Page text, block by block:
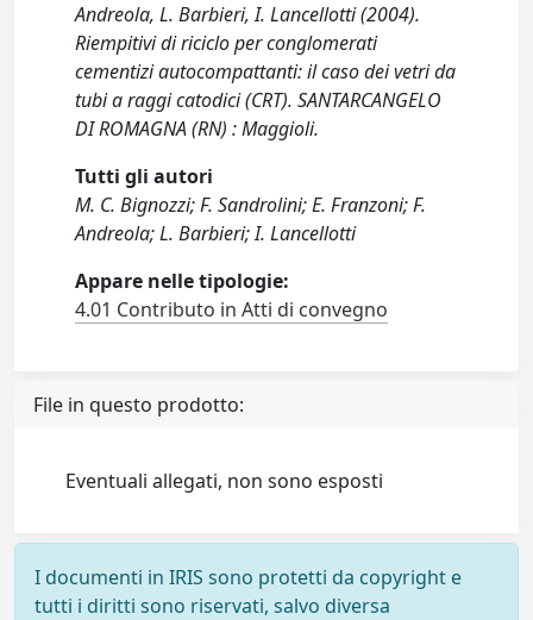
Andreola, L. Barbieri, I. Lancellotti (2004).
Riempitivi di riciclo per conglomerati
cementizi autocompattanti: il caso dei vetri da
tubi a raggi catodici (CRT). SANTARCANGELO
DI ROMAGNA (RN) : Maggioli.
Tutti gli autori
M. C. Bignozzi; F. Sandrolini; E. Franzoni; F.
Andreola; L. Barbieri; I. Lancellotti
Appare nelle tipologie:
4.01 Contributo in Atti di convegno
File in questo prodotto:
Eventuali allegati, non sono esposti
I documenti in IRIS sono protetti da copyright e
tutti i diritti sono riservati, salvo diversa